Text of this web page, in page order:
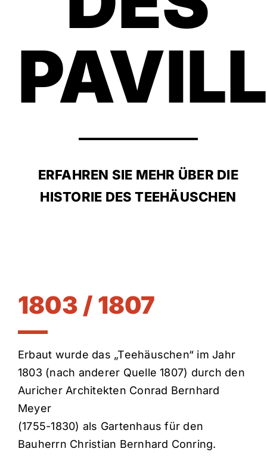
ERFAHREN SIE MEHR ÜBER DIE
HISTORIE DES TEEHÄUSCHEN
1803 / 1807
Erbaut wurde das „Teehäuschen“ im Jahr
1803 (nach anderer Quelle 1807) durch den
Auricher Architekten Conrad Bernhard
Meyer
(1755-1830) als Gartenhaus für den
Bauherrn Christian Bernhard Conring.